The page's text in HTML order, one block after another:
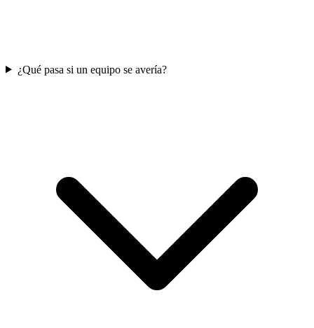
¿Qué pasa si un equipo se avería?